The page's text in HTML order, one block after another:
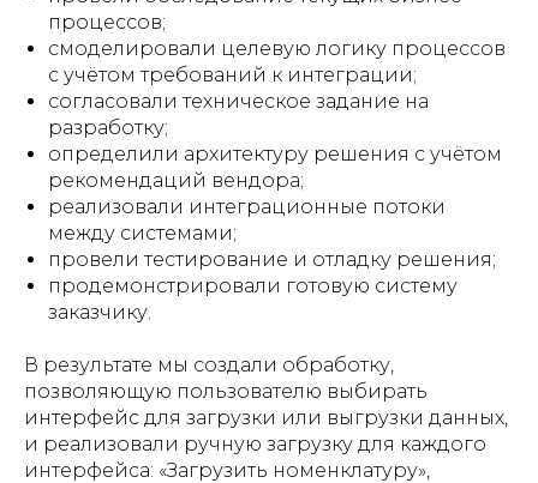
процессов;
смоделировали целевую логику процессов
с учётом требований к интеграции;
согласовали техническое задание на
разработку;
определили архитектуру решения с учётом
рекомендаций вендора;
реализовали интеграционные потоки
между системами;
провели тестирование и отладку решения;
продемонстрировали готовую систему
заказчику.
В результате мы создали обработку,
позволяющую пользователю выбирать
интерфейс для загрузки или выгрузки данных,
и реализовали ручную загрузку для каждого
интерфейса: «Загрузить номенклатуру»,